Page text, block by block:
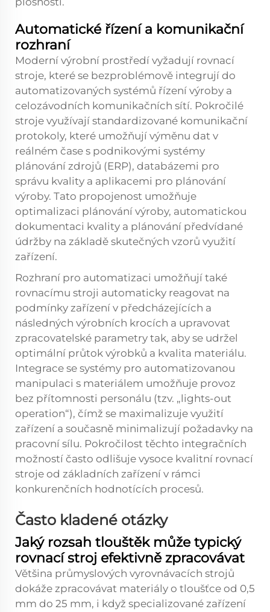
Automatické řízení a komunikační
rozhraní
Moderní výrobní prostředí vyžadují rovnací
stroje, které se bezproblémově integrují do
automatizovaných systémů řízení výroby a
celozávodních komunikačních sítí. Pokročilé
stroje využívají standardizované komunikační
protokoly, které umožňují výměnu dat v
reálném čase s podnikovými systémy
plánování zdrojů (ERP), databázemi pro
správu kvality a aplikacemi pro plánování
výroby. Tato propojenost umožňuje
optimalizaci plánování výroby, automatickou
dokumentaci kvality a plánování předvídané
údržby na základě skutečných vzorů využití
zařízení.
Rozhraní pro automatizaci umožňují také
rovnacímu stroji automaticky reagovat na
podmínky zařízení v předcházejících a
následných výrobních krocích a upravovat
zpracovatelské parametry tak, aby se udržel
optimální průtok výrobků a kvalita materiálu.
Integrace se systémy pro automatizovanou
manipulaci s materiálem umožňuje provoz
bez přítomnosti personálu (tzv. „lights-out
operation“), čímž se maximalizuje využití
zařízení a současně minimalizují požadavky na
pracovní sílu. Pokročilost těchto integračních
možností často odlišuje vysoce kvalitní rovnací
stroje od základních zařízení v rámci
konkurenčních hodnotících procesů.
Často kladené otázky
Jaký rozsah tlouštěk může typický
rovnací stroj efektivně zpracovávat
Většina průmyslových vyrovnávacích strojů
dokáže zpracovávat materiály o tloušťce od 0,5
mm do 25 mm, i když specializované zařízení